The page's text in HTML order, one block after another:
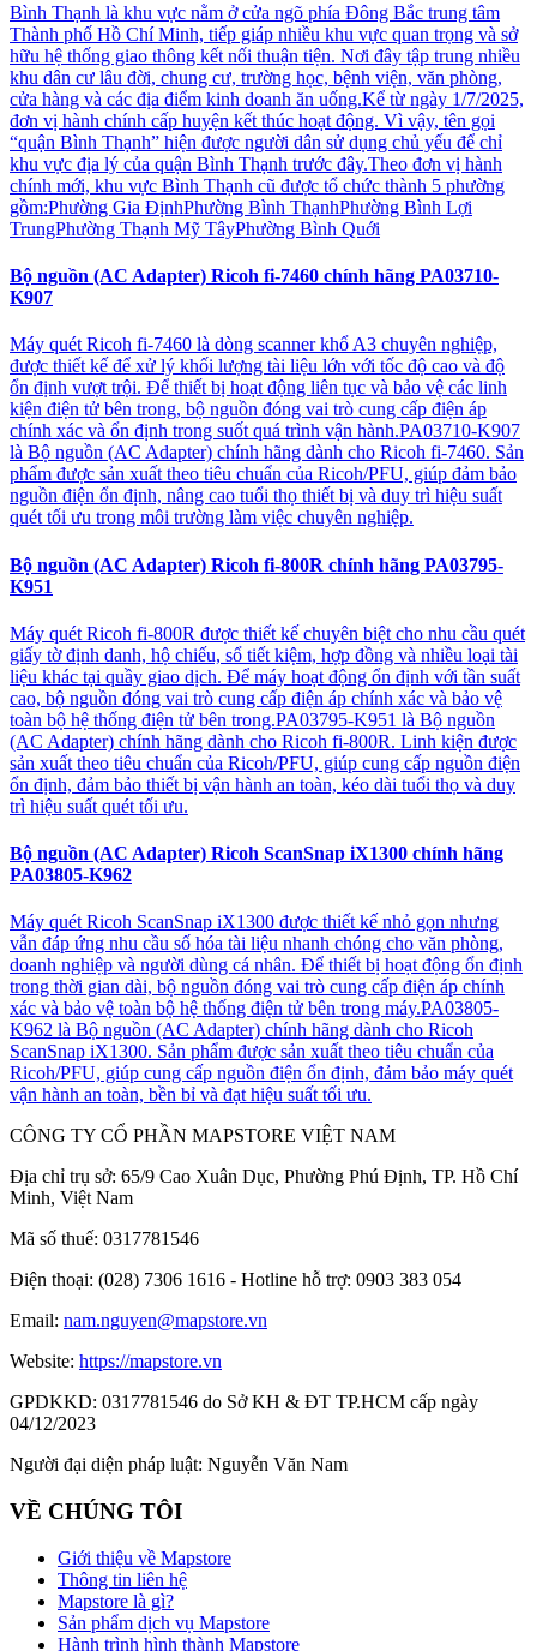
Bình Thạnh là khu vực nằm ở cửa ngõ phía Đông Bắc trung tâm
Thành phố Hồ Chí Minh, tiếp giáp nhiều khu vực quan trọng và sở
hữu hệ thống giao thông kết nối thuận tiện. Nơi đây tập trung nhiều
khu dân cư lâu đời, chung cư, trường học, bệnh viện, văn phòng,
cửa hàng và các địa điểm kinh doanh ăn uống.Kể từ ngày 1/7/2025,
đơn vị hành chính cấp huyện kết thúc hoạt động. Vì vậy, tên gọi
“quận Bình Thạnh” hiện được người dân sử dụng chủ yếu để chỉ
khu vực địa lý của quận Bình Thạnh trước đây.Theo đơn vị hành
chính mới, khu vực Bình Thạnh cũ được tổ chức thành 5 phường
gồm:Phường Gia ĐịnhPhường Bình ThạnhPhường Bình Lợi
TrungPhường Thạnh Mỹ TâyPhường Bình Quới
Bộ nguồn (AC Adapter) Ricoh fi-7460 chính hãng PA03710-
K907
Máy quét Ricoh fi-7460 là dòng scanner khổ A3 chuyên nghiệp,
được thiết kế để xử lý khối lượng tài liệu lớn với tốc độ cao và độ
ổn định vượt trội. Để thiết bị hoạt động liên tục và bảo vệ các linh
kiện điện tử bên trong, bộ nguồn đóng vai trò cung cấp điện áp
chính xác và ổn định trong suốt quá trình vận hành.PA03710-K907
là Bộ nguồn (AC Adapter) chính hãng dành cho Ricoh fi-7460. Sản
phẩm được sản xuất theo tiêu chuẩn của Ricoh/PFU, giúp đảm bảo
nguồn điện ổn định, nâng cao tuổi thọ thiết bị và duy trì hiệu suất
quét tối ưu trong môi trường làm việc chuyên nghiệp.
Bộ nguồn (AC Adapter) Ricoh fi-800R chính hãng PA03795-
K951
Máy quét Ricoh fi-800R được thiết kế chuyên biệt cho nhu cầu quét
giấy tờ định danh, hộ chiếu, sổ tiết kiệm, hợp đồng và nhiều loại tài
liệu khác tại quầy giao dịch. Để máy hoạt động ổn định với tần suất
cao, bộ nguồn đóng vai trò cung cấp điện áp chính xác và bảo vệ
toàn bộ hệ thống điện tử bên trong.PA03795-K951 là Bộ nguồn
(AC Adapter) chính hãng dành cho Ricoh fi-800R. Linh kiện được
sản xuất theo tiêu chuẩn của Ricoh/PFU, giúp cung cấp nguồn điện
ổn định, đảm bảo thiết bị vận hành an toàn, kéo dài tuổi thọ và duy
trì hiệu suất quét tối ưu.
Bộ nguồn (AC Adapter) Ricoh ScanSnap iX1300 chính hãng
PA03805-K962
Máy quét Ricoh ScanSnap iX1300 được thiết kế nhỏ gọn nhưng
vẫn đáp ứng nhu cầu số hóa tài liệu nhanh chóng cho văn phòng,
doanh nghiệp và người dùng cá nhân. Để thiết bị hoạt động ổn định
trong thời gian dài, bộ nguồn đóng vai trò cung cấp điện áp chính
xác và bảo vệ toàn bộ hệ thống điện tử bên trong máy.PA03805-
K962 là Bộ nguồn (AC Adapter) chính hãng dành cho Ricoh
ScanSnap iX1300. Sản phẩm được sản xuất theo tiêu chuẩn của
Ricoh/PFU, giúp cung cấp nguồn điện ổn định, đảm bảo máy quét
vận hành an toàn, bền bỉ và đạt hiệu suất tối ưu.
CÔNG TY CỔ PHẦN MAPSTORE VIỆT NAM
Địa chỉ trụ sở: 65/9 Cao Xuân Dục, Phường Phú Định, TP. Hồ Chí
Minh, Việt Nam
Mã số thuế: 0317781546
Điện thoại: (028) 7306 1616 - Hotline hỗ trợ: 0903 383 054
Email: nam.nguyen@mapstore.vn
Website: https://mapstore.vn
GPDKKD: 0317781546 do Sở KH & ĐT TP.HCM cấp ngày
04/12/2023
Người đại diện pháp luật: Nguyễn Văn Nam
VỀ CHÚNG TÔI
Giới thiệu về Mapstore
Thông tin liên hệ
Mapstore là gì?
Sản phẩm dịch vụ Mapstore
Hành trình hình thành Mapstore